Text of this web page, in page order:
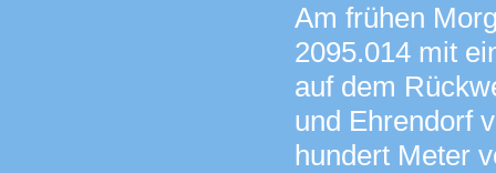
Am frühen
2095.014 mit
auf dem
und Ehrendorf
hundert Meter